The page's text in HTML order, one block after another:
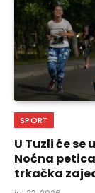
SPORT
U Tuzli će
Noćna
trkačka